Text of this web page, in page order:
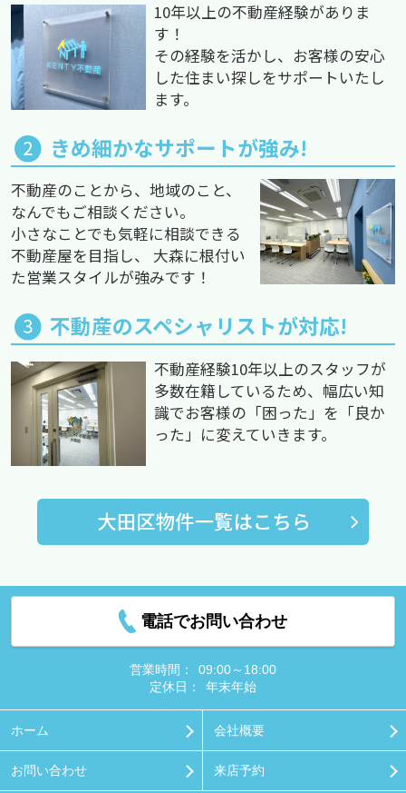
10年以上の不動産経験がありま
す！
その経験を活かし、お客様の安心
した住まい探しをサポートいたし
ます。
きめ細かなサポートが強み!
不動産のことから、地域のこと、
なんでもご相談ください。
小さなことでも気軽に相談できる
不動産屋を目指し、 大森に根付い
た営業スタイルが強みです！
不動産のスペシャリストが対応!
不動産経験10年以上のスタッフが
多数在籍しているため、幅広い知
識でお客様の「困った」を「良か
った」に変えていきます。
電話でお問い合わせ
営業時間：
09:00～18:00
定休日：
年末年始
ホーム 会社概要
お問い合わせ 来店予約